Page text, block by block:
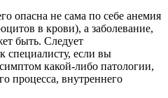
опасна не сама по себе анемия
в крови), а заболевание,
быть. Следует
специалисту, если вы
какой-либо патологии,
процесса, внутреннего